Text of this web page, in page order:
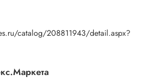
catalog/208811943/detail.aspx?